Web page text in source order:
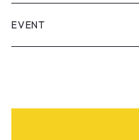
Installation
Calligraphy works
Dian/静電場朔
OSAMU SATO/佐藤理
EVENT